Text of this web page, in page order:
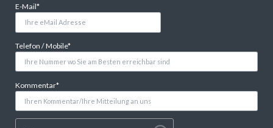
Pflichtfeld
E-Mail*
Pflichtfeld
Telefon / Mobile*
Pflichtfeld
Kommentar*